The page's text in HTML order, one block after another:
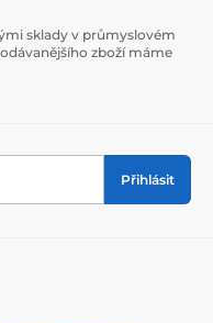
sklady v průmyslovém
zboží máme
Přihlásit